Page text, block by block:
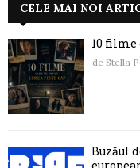
CELE MAI NOI
10 filme
de Stella
Buzăul